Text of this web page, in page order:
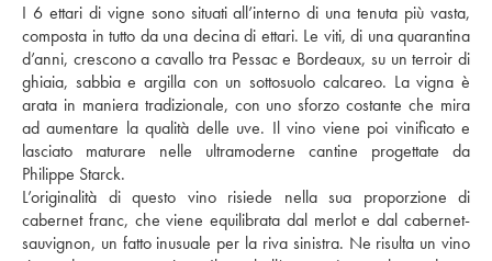
I 6 ettari di vigne sono situati all’interno di una tenuta più vasta,
composta in tutto da una decina di ettari. Le viti, di una quarantina
d’anni, crescono a cavallo tra Pessac e Bordeaux, su un terroir di
ghiaia, sabbia e argilla con un sottosuolo calcareo. La vigna è
arata in maniera tradizionale, con uno sforzo costante che mira
ad aumentare la qualità delle uve. Il vino viene poi vinificato e
lasciato maturare nelle ultramoderne cantine progettate da
Philippe Starck.
L’originalità di questo vino risiede nella sua proporzione di
cabernet franc, che viene equilibrata dal merlot e dal cabernet-
sauvignon, un fatto inusuale per la riva sinistra. Ne risulta un vino